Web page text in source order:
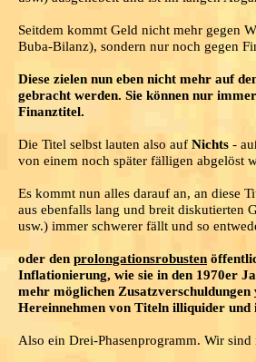
Seitdem kommt Geld nicht mehr gegen
Buba-Bilanz), sondern nur noch gegen
Diese zielen nun eben nicht mehr auf
gebracht werden. Sie können nur
Finanztitel.
Die Titel selbst lauten also auf Nichts -
von einem noch später fälligen abgelöst
Es kommt nun alles darauf an, an diese
aus ebenfalls lang und breit diskutierten
usw.) immer schwerer fällt und so
oder den prolongationsrobusten
Inflationierung, wie sie in den 1970er
mehr möglichen Zusatzverschuldungen
Hereinnehmen von Titeln illiquider
Also ein Drei-Phasenprogramm. Wir sind